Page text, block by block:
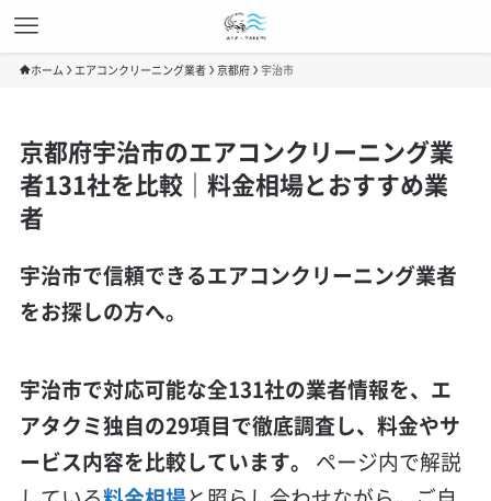
ホーム エアコンクリーニング業者 京都府 宇治市
京都府宇治市のエアコンクリーニング業
者131社を比較｜料金相場とおすすめ業
者
宇治市で信頼できるエアコンクリーニング業者
をお探しの方へ。
宇治市で対応可能な全131社の業者情報を、エ
アタクミ独自の29項目で徹底調査し、料金やサ
ービス内容を比較しています。
ページ内で解説